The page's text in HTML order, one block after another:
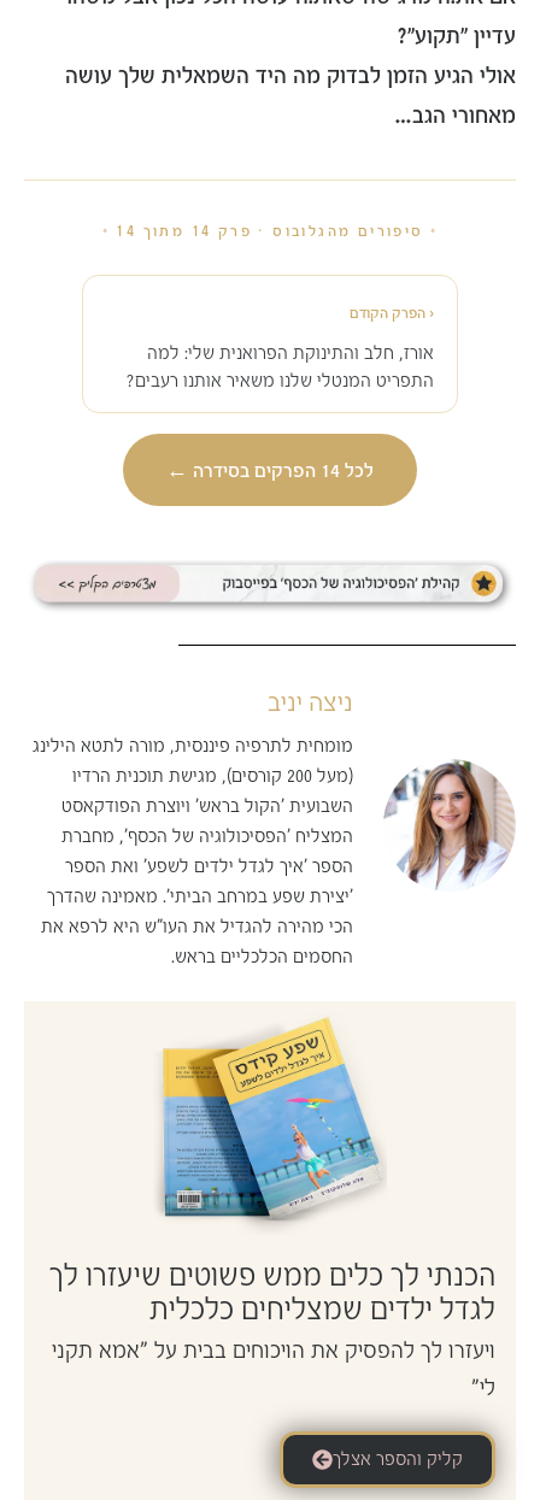
עדיין "תקוע"?
אולי הגיע הזמן לבדוק מה היד השמאלית שלך עושה
מאחורי הגב…
•סיפורים מהגלובוס · פרק 14 מתוך 14 •
› הפרק הקודם
אורז, חלב והתינוקת הפרואנית שלי: למה
התפריט המנטלי שלנו משאיר אותנו רעבים?
לכל 14 הפרקים בסידרה ←
ניצה יניב
מומחית לתרפיה פיננסית, מורה לתטא הילינג
(מעל 200 קורסים), מגישת תוכנית הרדיו
השבועית 'הקול בראש' ויוצרת הפודקאסט
המצליח 'הפסיכולוגיה של הכסף', מחברת
הספר 'איך לגדל ילדים לשפע' ואת הספר
'יצירת שפע במרחב הביתי'. מאמינה שהדרך
הכי מהירה להגדיל את העו"ש היא לרפא את
החסמים הכלכליים בראש.
הכנתי לך כלים ממש פשוטים שיעזרו לך
לגדל ילדים שמצליחים כלכלית
ויעזרו לך להפסיק את הויכוחים בבית על "אמא תקני
לי"
קליק והספר אצלך